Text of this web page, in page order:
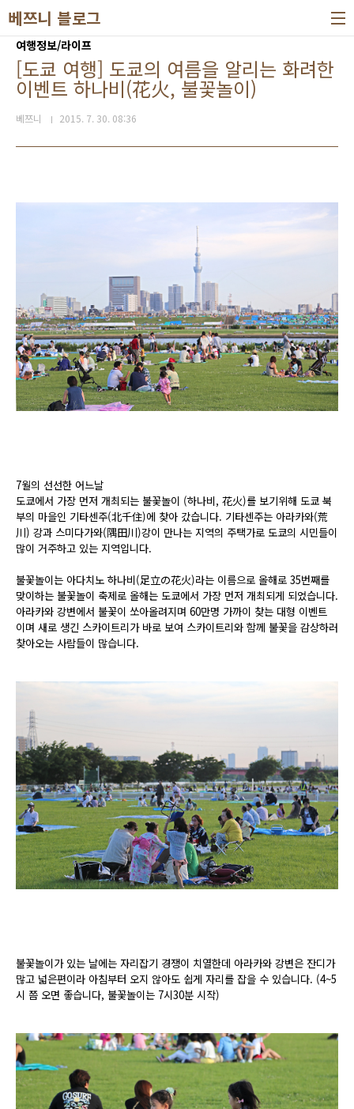
베쯔니 블로그
여행정보/라이프
[도쿄 여행] 도쿄의 여름을 알리는 화려한
이벤트 하나비(花火, 불꽃놀이)
베쯔니 2015. 7. 30. 08:36
7월의 선선한 어느날
도쿄에서 가장 먼저 개최되는 불꽃놀이 (하나비, 花火)를 보기위해 도쿄 북
부의 마을인 기타센주(北千住)에 찾아 갔습니다. 기타센주는 아라카와(荒
川) 강과 스미다가와(隅田川)강이 만나는 지역의 주택가로 도쿄의 시민들이
많이 거주하고 있는 지역입니다.
불꽃놀이는 아다치노 하나비(足立の花火)라는 이름으로 올해로 35번째를
맞이하는 불꽃놀이 축제로 올해는 도쿄에서 가장 먼저 개최되게 되었습니다.
아라카와 강변에서 불꽃이 쏘아올려지며 60만명 가까이 찾는 대형 이벤트
이며 새로 생긴 스카이트리가 바로 보여 스카이트리와 함께 불꽃을 감상하러
찾아오는 사람들이 많습니다.
불꽃놀이가 있는 날에는 자리잡기 경쟁이 치열한데 아라카와 강변은 잔디가
많고 넓은편이라 아침부터 오지 않아도 쉽게 자리를 잡을 수 있습니다. (4~5
시 쯤 오면 좋습니다, 불꽃놀이는 7시30분 시작)